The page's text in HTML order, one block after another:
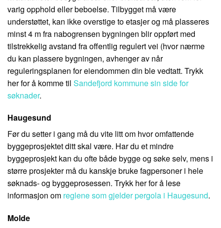
varig opphold eller beboelse. Tilbygget må være
understøttet, kan ikke overstige to etasjer og må plasseres
minst 4 m fra nabogrensen bygningen blir oppført med
tilstrekkelig avstand fra offentlig regulert vei (hvor nærme
du kan plassere bygningen, avhenger av når
reguleringsplanen for eiendommen din ble vedtatt. Trykk
her for å komme til Sandefjord kommune sin side for
søknader.
Haugesund
Før du setter i gang må du vite litt om hvor omfattende
byggeprosjektet ditt skal være. Har du et mindre
byggeprosjekt kan du ofte både bygge og søke selv, mens i
større prosjekter må du kanskje bruke fagpersoner i hele
søknads- og byggeprosessen. Trykk her for å lese
informasjon om reglene som gjelder pergola i Haugesund.
Molde